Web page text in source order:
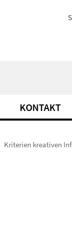
KONTAKT
Kriterien kreativen